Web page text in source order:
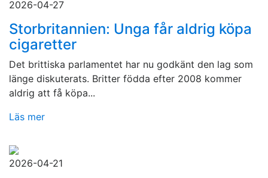
2026-04-27
Storbritannien: Unga får aldrig köpa
cigaretter
Det brittiska parlamentet har nu godkänt den lag som
länge diskuterats. Britter födda efter 2008 kommer
aldrig att få köpa...
Läs mer
2026-04-21